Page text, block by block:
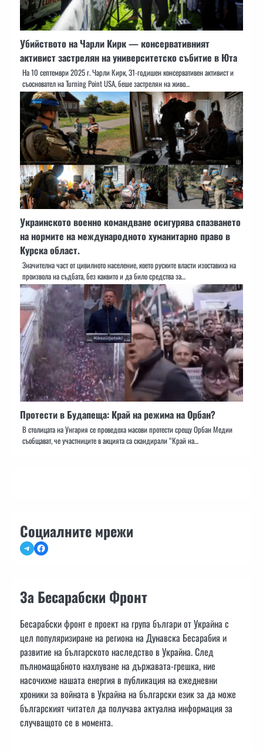
Убийството на Чарли Кирк — консервативният
активист застрелян на университетско събитие в Юта
На 10 септември 2025 г. Чарли Кирк, 31-годишен консервативен активист и
съосновател на Turning Point USA, беше застрелян на живо…
Украинското военно командване осигурява спазването
на нормите на международното хуманитарно право в
Курска област.
Значителна част от цивилното население, което руските власти изоставиха на
произвола на съдбата, без каквито и да било средства за…
Протести в Будапеща: Край на режима на Орбан?
В столицата на Унгария се проведоха масови протести срещу Орбан Медии
съобщават, че участниците в акцията са скандирали “Край на…
Социалните мрежи
TelegramFacebook
За Бесарабски Фронт
Бесарабски фронт е проект на група българи от Украйна с
цел популяризиране на региона на Дунавска Бесарабия и
развитие на българското наследство в Украйна. След
пълномащабното нахлуване на държавата-грешка, ние
насочихме нашата енергия в публикация на ежедневни
хроники за войната в Украйна на български език за да може
българският читател да получава актуална информация за
случващото се в момента.